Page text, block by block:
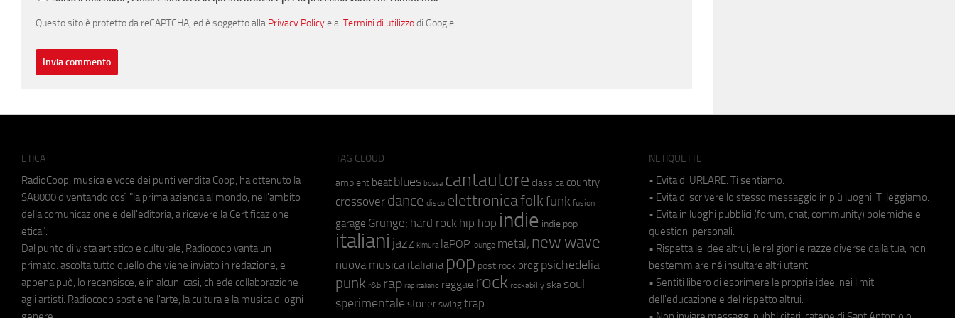
Questo sito è protetto da reCAPTCHA, ed è soggetto alla Privacy Policye ai Termini di utilizzodi Google.
ETICA
RadioCoop, musica e voce dei punti vendita Coop, ha ottenuto la
SA8000 diventando così "la prima azienda al mondo, nell'ambito
della comunicazione e dell'editoria, a ricevere la Certificazione
etica".
Dal punto di vista artistico e culturale, Radiocoop vanta un
primato: ascolta tutto quello che viene inviato in redazione, e
appena può, lo recensisce, e in alcuni casi, chiede collaborazione
agli artisti. Radiocoop sostiene l'arte, la cultura e la musica di ogni
TAG CLOUD
ambient beat blues bossa cantautore classica country
crossover dance disco elettronicafolkfunk fusion
garage Grunge; hard rock hip hop indie indie pop
italiani jazz kimura laPOP lounge metal; new wave
nuova musica italiana pop post rock prog psichedelia
punk r&b rap rap italiano reggae rock rockabilly ska soul
sperimentale stoner swing trap
NETIQUETTE
• Evita di URLARE. Ti sentiamo.
• Evita di scrivere lo stesso messaggio in più luoghi. Ti leggiamo.
• Evita in luoghi pubblici (forum, chat, community) polemiche e
questioni personali.
• Rispetta le idee altrui, le religioni e razze diverse dalla tua, non
bestemmiare né insultare altri utenti.
• Sentiti libero di esprimere le proprie idee, nei limiti
dell'educazione e del rispetto altrui.